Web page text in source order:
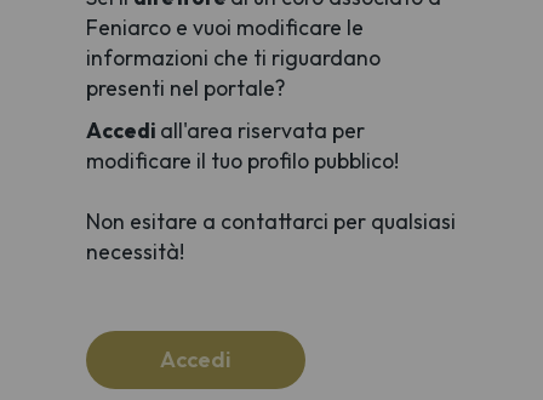
Feniarco e vuoi modificare le
informazioni che ti riguardano
presenti nel portale?
Accedi all'area riservata per
modificare il tuo profilo pubblico!
Non esitare a contattarci per qualsiasi
necessità!
Accedi